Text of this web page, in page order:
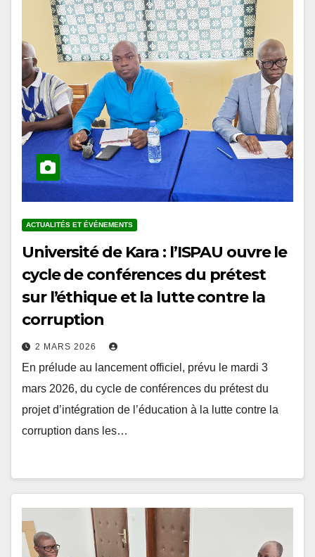
Université de Kara : l’ISPAU ouvre le
cycle de conférences du prétest
sur l’éthique et la lutte contre la
corruption
2 MARS 2026
En prélude au lancement officiel, prévu le mardi 3
mars 2026, du cycle de conférences du prétest du
projet d’intégration de l’éducation à la lutte contre la
corruption dans les…